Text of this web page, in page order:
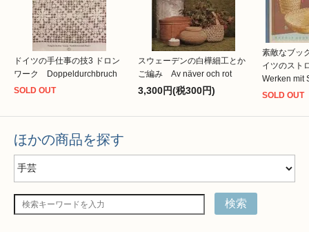
ドイツの手仕事の技3 ドロン
ワーク Doppeldurchbruch
SOLD OUT
スウェーデンの白樺細工とか
ご編み Av näver och rot
3,300円(税300円)
素敵なブッ
イツのス
Werken mit
SOLD OUT
ほかの商品を探す
検索